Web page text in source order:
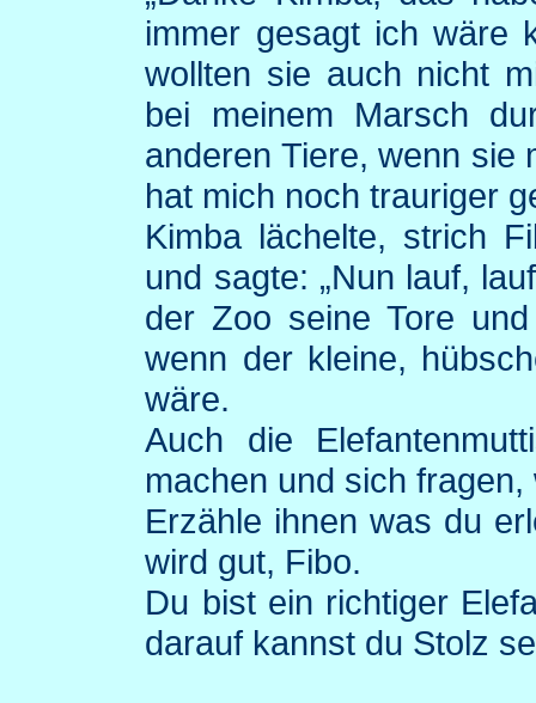
immer gesagt ich wäre
wollten sie auch nicht
bei meinem Marsch
anderen Tiere, wenn sie
hat mich noch trauriger
Kimba lächelte, strich
und sagte: „Nun lauf,
der Zoo seine Tore
wenn der kleine,
wäre.
Auch die
machen und sich
Erzähle ihnen was du
wird gut, Fibo.
Du bist ein richtiger
darauf kannst du Stolz